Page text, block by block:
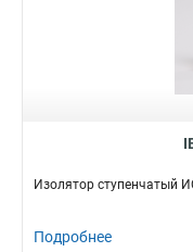
Изолятор ступенчатый
Подробнее